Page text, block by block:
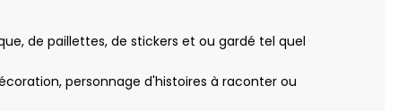
de paillettes, de stickers et ou gardé tel quel
personnage d'histoires à raconter ou